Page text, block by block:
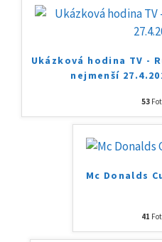
Ukázková hodina TV -
nejmenší
53
Mc Donalds
41